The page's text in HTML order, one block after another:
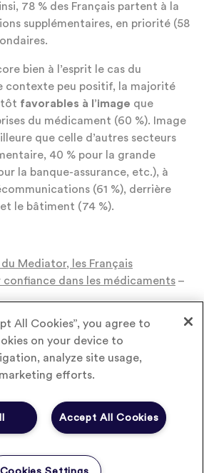
78 % des Français partent à la
supplémentaires, en priorité (58
bien à l’esprit le cas du
contexte peu positif, la majorité
favorables à l’image que
du médicament (60 %). Image
que celle d’autres secteurs
40 % pour la grande
la banque-assurance, etc.), à
(61 %), derrière
et le bâtiment (74 %).
Mediator, les Français
dans les médicaments –
sur le rapport des Français
– Le Leem
du CRIP Pharma :
maintenant il y a urgence
All Cookies”, you agree to
on your device to
analyze site usage,
efforts.
Accept All Cookies